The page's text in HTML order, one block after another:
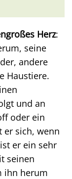
Herz:
seine
andere
Haustiere.
und an
oder ein
er sich, wenn
er ein sehr
seinen
ihn herum